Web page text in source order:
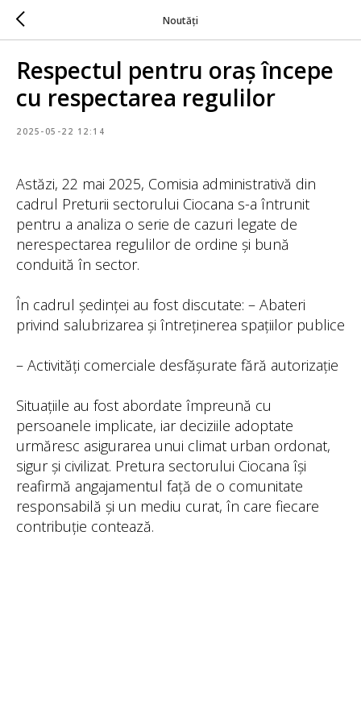
Noutăți
Respectul pentru oraș începe
cu respectarea regulilor
2025-05-22 12:14
Astăzi, 22 mai 2025, Comisia administrativă din
cadrul Preturii sectorului Ciocana s-a întrunit
pentru a analiza o serie de cazuri legate de
nerespectarea regulilor de ordine și bună
conduită în sector.
În cadrul ședinței au fost discutate: – Abateri
privind salubrizarea și întreținerea spațiilor publice
– Activități comerciale desfășurate fără autorizație
Situațiile au fost abordate împreună cu
persoanele implicate, iar deciziile adoptate
urmăresc asigurarea unui climat urban ordonat,
sigur și civilizat. Pretura sectorului Ciocana își
reafirmă angajamentul față de o comunitate
responsabilă și un mediu curat, în care fiecare
contribuție contează.